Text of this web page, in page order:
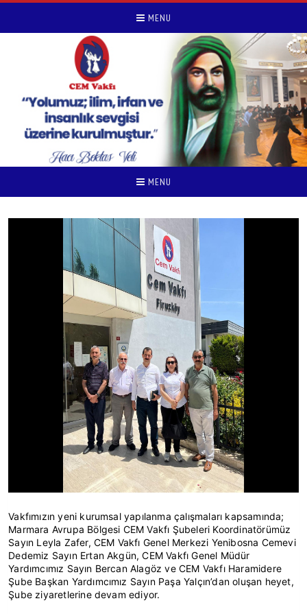
MENU
MENU
Vakfımızın yeni kurumsal yapılanma çalışmaları kapsamında;
Marmara Avrupa Bölgesi CEM Vakfı Şubeleri Koordinatörümüz
Sayın Leyla Zafer, CEM Vakfı Genel Merkezi Yenibosna Cemevi
Dedemiz Sayın Ertan Akgün, CEM Vakfı Genel Müdür
Yardımcımız Sayın Bercan Alagöz ve CEM Vakfı Haramidere
Şube Başkan Yardımcımız Sayın Paşa Yalçın’dan oluşan heyet,
Şube ziyaretlerine devam ediyor.